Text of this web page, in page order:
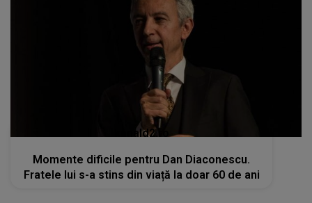
kanald2.ro
Momente dificile pentru Dan Diaconescu.
Fratele lui s-a stins din viață la doar 60 de ani